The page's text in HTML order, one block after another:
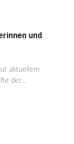
und
aktuellem
der...